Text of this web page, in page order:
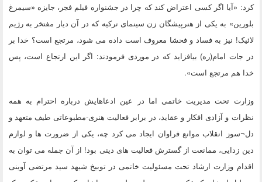
کرد: «آیا اگر کسی اعتراض کند که چرا در جشنواره فیلم فجر، جایزه «سیمرغ
بلورین» به یکی از هنرپیشگان زن سینمای ترکیه که در آن دیار مفتخر به رژیم
لائیک! نیز به فساد و فحشا معروف است داده می شود، مرتجع است؟ خدا بر
در جات امام(ره) بیافزاید که در موردی فرمودند: اگر این ارتجاع است، پس
خدا هم مرتجع است».
وزارت تحت مدیریت خاتمی اما در عین ادعاهایش درباره احترام به همه
نظرات و آزادی افکار و عقاید، در برابر فعالیت هنری-مطبوعاتی طیف متعهد و
دل¬سوز انقلاب موانع فراوان ایجاد می کرد چه، یکی از ضرورت ها و لوازم
دین زدایی، ممانعت از گسترش فعالیت های دینی بود! از آن جمله می توان به
اقدام وزارت ارشاد تحت مسئولیت خاتمی در توبیخ شیهد سید مرتضی آوینی